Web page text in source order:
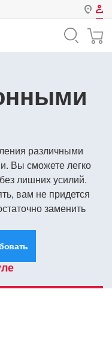
меня на этом
различными
Вы сможете легко
лишних усилий.
вам не придется
заменить